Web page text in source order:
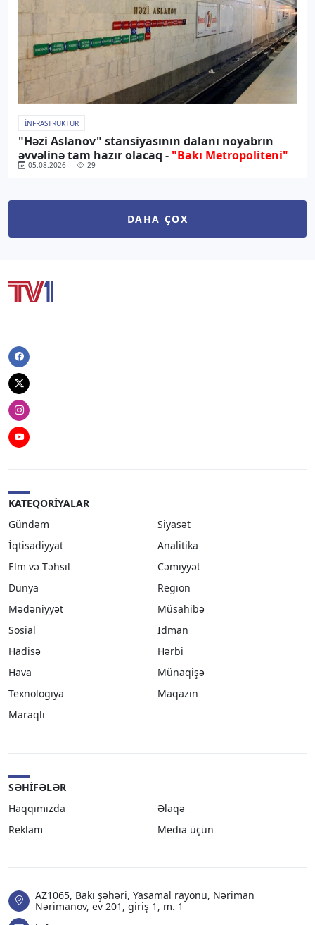
İNFRASTRUKTUR
"Həzi Aslanov" stansiyasının dalanı noyabrın
əvvəlinə tam hazır olacaq - "Bakı Metropoliteni"
05.08.2026 29
DAHA ÇOX
Facebook
Twitter
Instagram
Youtube
KATEQORIYALAR
Gündəm
Siyasət
İqtisadiyyat
Analitika
Elm və Təhsil
Cəmiyyət
Dünya
Region
Mədəniyyət
Müsahibə
Sosial
İdman
Hadisə
Hərbi
Hava
Münaqişə
Texnologiya
Maqazin
Maraqlı
SƏHIFƏLƏR
Haqqımızda
Əlaqə
Reklam
Media üçün
AZ1065, Bakı şəhəri, Yasamal rayonu, Nəriman
Nərimanov, ev 201, giriş 1, m. 1